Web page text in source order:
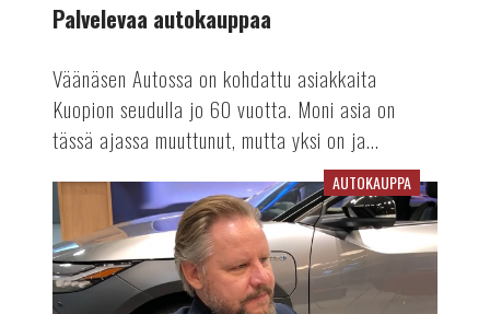
Palvelevaa autokauppaa
Väänäsen Autossa on kohdattu asiakkaita
Kuopion seudulla jo 60 vuotta. Moni asia on
tässä ajassa muuttunut, mutta yksi on ja...
Jakkaralla
tänään:
Jussi
Rapala
AUTOKAUPPA